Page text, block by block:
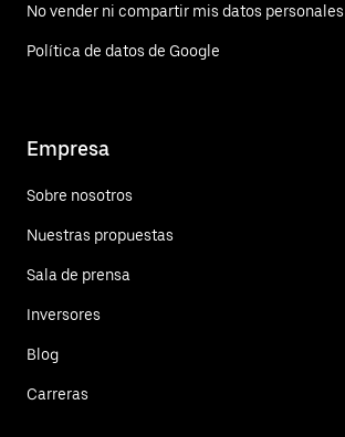
No vender ni compartir mis datos personales
Política de datos de Google
Empresa
Sobre nosotros
Nuestras propuestas
Sala de prensa
Inversores
Blog
Carreras